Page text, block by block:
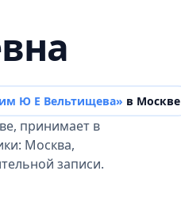
Ю Е Вельтищева» в Москве
принимает в
Москва,
записи.